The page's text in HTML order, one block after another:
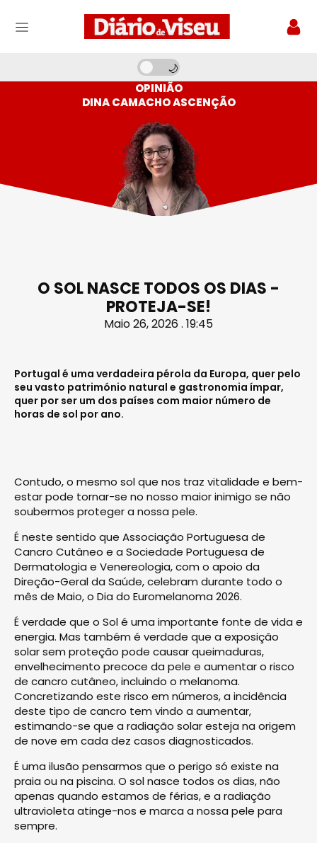
OPINIÃO
DINA CAMACHO ASCENÇÃO
O SOL NASCE TODOS OS DIAS -
PROTEJA-SE!
Maio 26, 2026 . 19:45
Portugal é uma verdadeira pérola da Europa, quer pelo
seu vasto património natural e gastronomia ímpar,
quer por ser um dos países com maior número de
horas de sol por ano.
Contudo, o mesmo sol que nos traz vitalidade e bem-
estar pode tornar-se no nosso maior inimigo se não
soubermos proteger a nossa pele.
É neste sentido que Associação Portuguesa de
Cancro Cutâneo e a Sociedade Portuguesa de
Dermatologia e Venereologia, com o apoio da
Direção-Geral da Saúde, celebram durante todo o
mês de Maio, o Dia do Euromelanoma 2026.
É verdade que o Sol é uma importante fonte de vida e
energia. Mas também é verdade que a exposição
solar sem proteção pode causar queimaduras,
envelhecimento precoce da pele e aumentar o risco
de cancro cutâneo, incluindo o melanoma.
Concretizando este risco em números, a incidência
deste tipo de cancro tem vindo a aumentar,
estimando-se que a radiação solar esteja na origem
de nove em cada dez casos diagnosticados.
É uma ilusão pensarmos que o perigo só existe na
praia ou na piscina. O sol nasce todos os dias, não
apenas quando estamos de férias, e a radiação
ultravioleta atinge-nos e marca a nossa pele para
sempre.